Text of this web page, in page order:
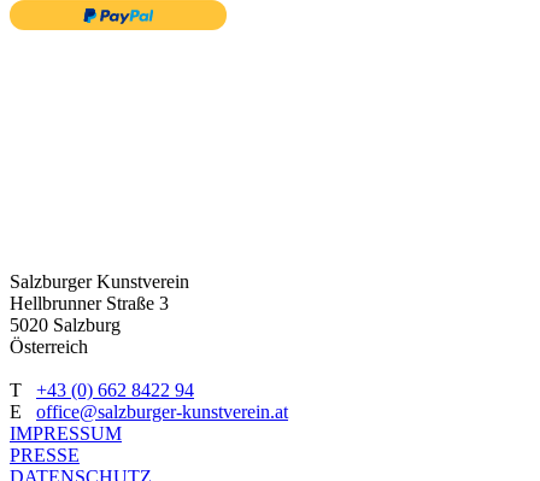
Salzburger Kunstverein
Hellbrunner Straße 3
5020 Salzburg
Österreich
T +43 (0) 662 8422 94
E office@salzburger-kunstverein.at
IMPRESSUM
PRESSE
DATENSCHUTZ